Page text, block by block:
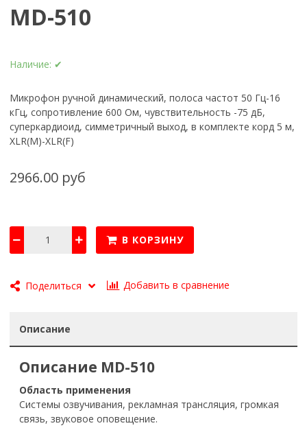
MD-510
Наличие: ✔
Микрофон ручной динамический, полоса частот 50 Гц-16
кГц, сопротивление 600 Ом, чувствительность -75 дБ,
суперкардиоид, симметричный выход, в комплекте корд 5 м,
XLR(M)-XLR(F)
2966.00 руб
В КОРЗИНУ
Поделиться Добавить в сравнение
Описание
Описание MD-510
Область применения
Системы озвучивания, рекламная трансляция, громкая
связь, звуковое оповещение.